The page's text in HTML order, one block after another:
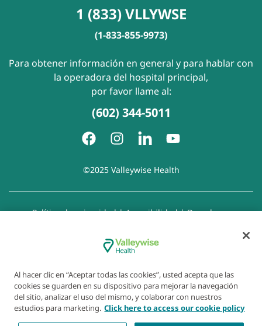
1 (833) VLLYWSE
(1-833-855-9973)
Para obtener información en general y para hablar con
la operadora del hospital principal,
por favor llame al:
(602) 344-5011
©2025 Valleywise Health
Política de privacidad|Accesibilidad|Derechos y
Aviso de Prohibición de la Discriminación
Exención de responsabilidad con respecto a sitios web
Al hacer clic en “Aceptar todas las cookies”, usted acepta que las
cookies se guarden en su dispositivo para mejorar la navegación
del sitio, analizar el uso del mismo, y colaborar con nuestros
estudios para marketing. Click here to access our cookie policy